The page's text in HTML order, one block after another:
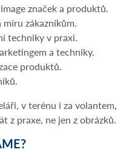
značek a produktů.
zákazníkům.
techniky v praxi.
a techniky.
produktů.
v terénu i za volantem,
z praxe, ne jen z obrázků.